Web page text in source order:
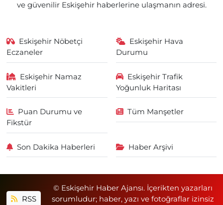
ve güvenilir Eskişehir haberlerine ulaşmanın adresi.
Eskişehir Nöbetçi
Eczaneler
Eskişehir Hava
Durumu
Eskişehir Namaz
Vakitleri
Eskişehir Trafik
Yoğunluk Haritası
Puan Durumu ve
Fikstür
Tüm Manşetler
Son Dakika Haberleri Haber Arşivi
RSS
© Eskişehir Haber Ajansı. İçerikten yazarları
sorumludur; haber, yazı ve fotoğraflar izinsiz